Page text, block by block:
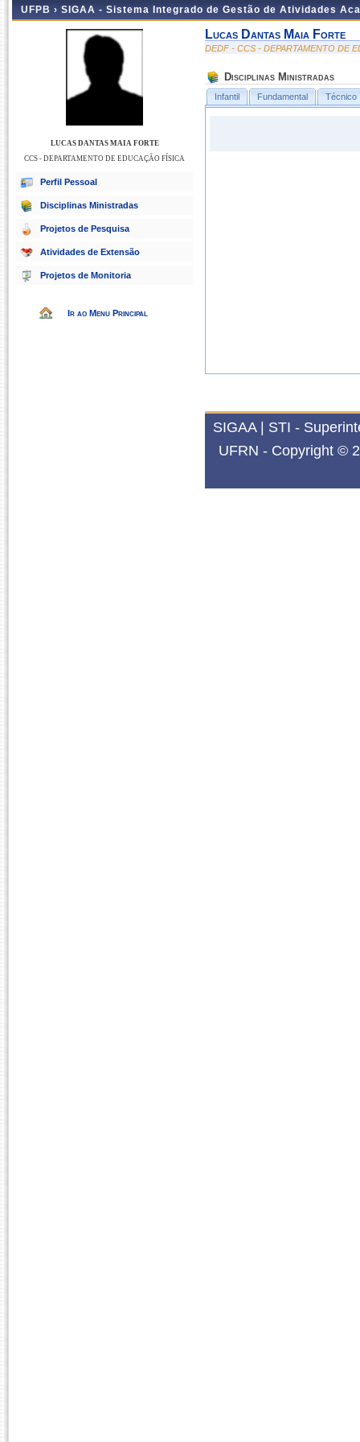
UFPB › SIGAA - Sistema Integrado de Gestão de Atividades
LUCAS DANTAS MAIA FORTE
CCS - DEPARTAMENTO DE EDUCAÇÃO FÍSICA
Perfil Pessoal
Disciplinas Ministradas
Projetos de Pesquisa
Atividades de Extensão
Projetos de Monitoria
Ir ao Menu Principal
Lucas Dantas Maia Forte
DEDF - CCS - DEPARTAMENTO DE
Disciplinas Ministradas
Infantil Fundamental Técnico
SIGAA | STI -
UFRN - Copyright ©